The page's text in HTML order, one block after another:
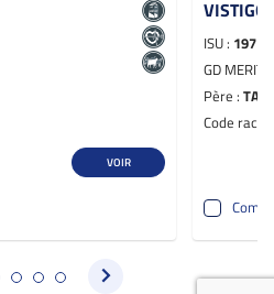
VOIR
VISTIGO
ISU : 197
GD MERIT :
Père :
Code race